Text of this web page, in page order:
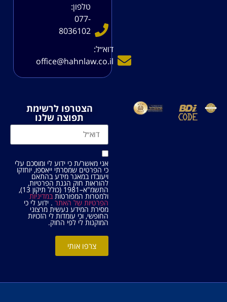
טלפון:
077-
8036102
דוא׳׳ל:
office@hahnlaw.co.il
הצטרפו לרשימת
תפוצה שלנו
אני מאשר/ת כי ידוע לי ומוסכם עלי
כי הפרטים שמסרתי ייאספו, יוחזקו
ויעובדו במאגר מידע בהתאם
להוראות חוק הגנת הפרטיות,
התשמ"א–1981 (כולל תיקון 13),
ולמטרות המפורטותבמדיניות
הפרטיות של האתר . ידוע לי כי
מסירת המידע נעשית מרצוני
החופשי, וכי עומדות לי הזכויות
המוקנות לי לפי החוק.
צרפו אותי